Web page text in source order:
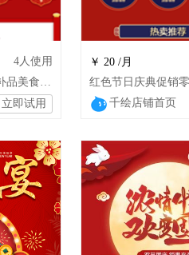
4人使用
节日促销红色通用滋补品美食特产茶叶酒水
立即试用
￥ 20 /月
千绘店铺首页